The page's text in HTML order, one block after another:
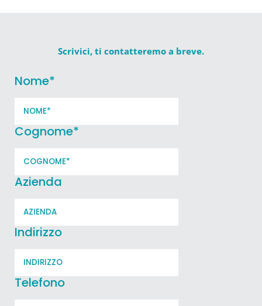
Scrivici, ti contatteremo a breve.
Nome*
Cognome*
Azienda
Indirizzo
Telefono